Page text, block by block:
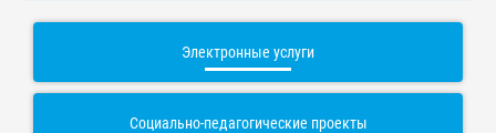
Электронные услуги
Социально-педагогические проекты